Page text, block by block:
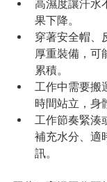
高濕度讓汗水
果下降。
穿著安全帽、
厚重裝備，可
累積。
工作中需要搬
時間站立，身
工作節奏緊湊
補充水分、適
訊。